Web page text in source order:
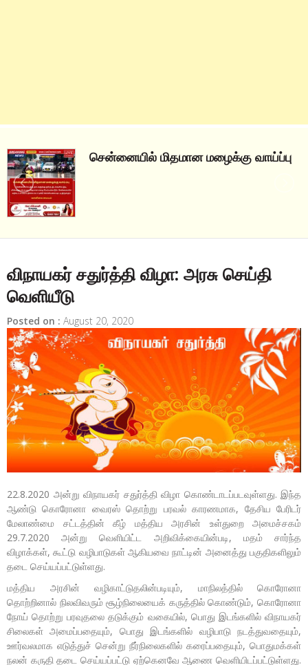
சென்னையில் மிதமான மழைக்கு வாய்ப்பு
விநாயகர்‌ சதுர்த்தி விழா: அரசு செய்தி
வெளியீடு
Posted on : August 20, 2020
22.8.2020 அன்று விநாயகர்‌ சதுர்த்தி விழா கொண்டாடப்படவுள்ளது. இந்த
ஆண்டு கொரோனா வைரஸ்‌ தொற்று பரவல்‌ காரணமாக, தேசிய பேரிடர்‌
மேலாண்மை சட்டத்தின்‌ கீழ்‌ மத்திய அரசின்‌ உள்துறை அமைச்சகம்‌
29.7.2020 அன்று வெளியிட்ட அறிவிக்கையின்படி, மதம்‌ சார்ந்த
விழாக்கள்‌, கூட்டு வழிபாடுகள்‌ ஆகியவை நாட்டின்‌ அனைத்து பகுதிகளிலும்‌
தடை செய்யப்பட்டுள்ளது.
மத்திய அரசின்‌ வழிகாட்டுதலின்படியும்‌, மாநிலத்தில்‌ கொரோனா
தொற்றினால்‌ நிலவிவரும்‌ சூழ்நிலையைக்‌ கருத்தில்‌ கொண்டும்‌, கொரோனா
நோய்‌ தொற்று பரவுதலை தடுக்கும்‌ வகையில்‌, பொது இடங்களில்‌ விநாயகர்‌
சிலைகள்‌ அமைப்பதையும்‌, பொது இடங்களில்‌ வழிபாடு நடத்துவதையும்‌,
ஊர்வலமாக எடுத்துச்‌ சென்று நீர்நிலைகளில்‌ கரைப்பதையும்‌, பொதுமக்கள்‌
நலன்‌ கருதி தடை செய்யப்பட்டு ஏற்கெனவே ஆணை வெளியிடப்பட்டுள்ளது.